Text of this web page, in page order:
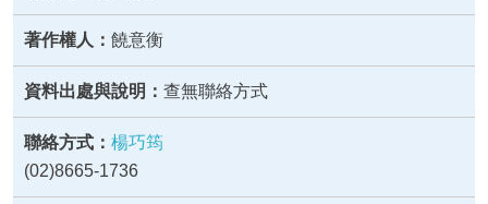
饒意衡
查無聯絡方式
楊巧筠
(02)8665-1736